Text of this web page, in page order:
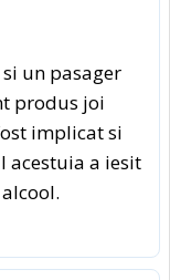
un pasager
produs joi
implicat si
acestuia a iesit